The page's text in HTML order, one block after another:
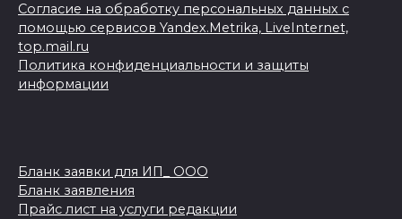
Согласие на обработку персональных данных с
помощью сервисов Yandex.Metrika, LiveInternet,
top.mail.ru
Политика конфиденциальности и защиты
информации
Бланк заявки для ИП_ ООО
Бланк заявления
Прайс лист на услуги редакции